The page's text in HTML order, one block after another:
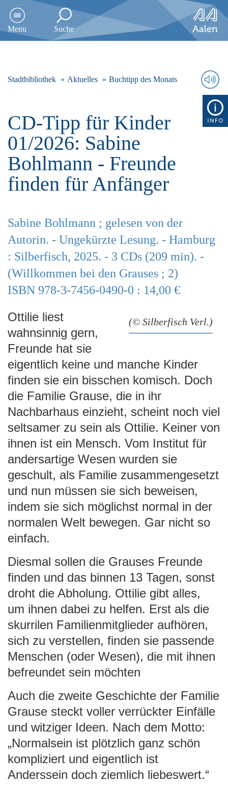
r
e
n
Menu Suche
Stadtbibliothek Aktuelles Buchtipp des Monats
CD-Tipp für Kinder
01/2026: Sabine
Bohlmann - Freunde
finden für Anfänger
Sabine Bohlmann ; gelesen von der
Autorin. - Ungekürzte Lesung. - Hamburg
: Silberfisch, 2025. - 3 CDs (209 min). -
(Willkommen bei den Grauses ; 2)
ISBN 978-3-7456-0490-0 : 14,00 €
(© Silberfisch Verl.)
Ottilie liest
wahnsinnig gern,
Freunde hat sie
eigentlich keine und manche Kinder
finden sie ein bisschen komisch. Doch
die Familie Grause, die in ihr
Nachbarhaus einzieht, scheint noch viel
seltsamer zu sein als Ottilie. Keiner von
ihnen ist ein Mensch. Vom Institut für
andersartige Wesen wurden sie
geschult, als Familie zusammengesetzt
und nun müssen sie sich beweisen,
indem sie sich möglichst normal in der
normalen Welt bewegen. Gar nicht so
einfach.
Diesmal sollen die Grauses Freunde
finden und das binnen 13 Tagen, sonst
droht die Abholung. Ottilie gibt alles,
um ihnen dabei zu helfen. Erst als die
skurrilen Familienmitglieder aufhören,
sich zu verstellen, finden sie passende
Menschen (oder Wesen), die mit ihnen
befreundet sein möchten
Auch die zweite Geschichte der Familie
Grause steckt voller verrückter Einfälle
und witziger Ideen. Nach dem Motto:
„Normalsein ist plötzlich ganz schön
kompliziert und eigentlich ist
Anderssein doch ziemlich liebeswert.“